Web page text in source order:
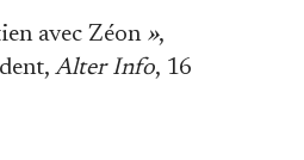
avec Zéon »,
Alter Info, 16